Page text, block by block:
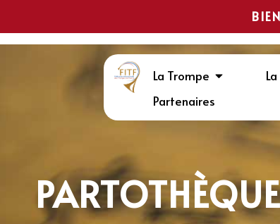
La Trompe
Partenaires